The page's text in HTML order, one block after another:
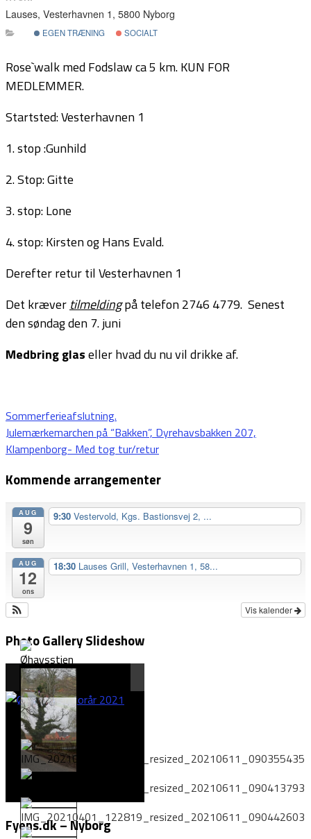
Lauses, Vesterhavnen 1, 5800 Nyborg
EGEN TRÆNING SOCIALT
Rose`walk med Fodslaw ca 5 km. KUN FOR
MEDLEMMER.
Startsted: Vesterhavnen 1
1. stop :Gunhild
2. Stop: Gitte
3. stop: Lone
4. stop: Kirsten og Hans Evald.
Derefter retur til Vesterhavnen 1
Det kræver tilmeldingpå telefon 2746 4779. Senest
den søndag den 7. juni
Medbring glaseller hvad du nu vil drikke af.
Indlægsnavigation
Sommerferieafslutning.
Julemærkemarchen på “Bakken”, Dyrehavsbakken 207,
Klampenborg- Med tog tur/retur
Kommende arrangementer
AUG
9
søn
9:30 Vestervold, Kgs. Bastionsvej 2, ...
AUG
12
ons
18:30 Lauses Grill, Vesterhavnen 1, 58...
Vis kalender
Photo Gallery Slideshow
Fyens.dk – Nyborg